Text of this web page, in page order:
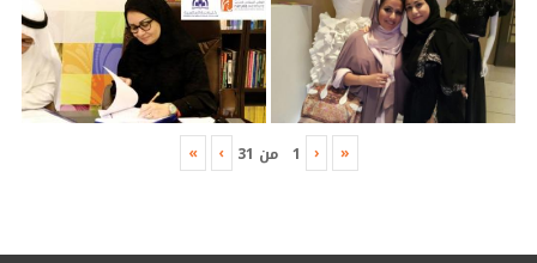
«
‹
1 من 31
›
»